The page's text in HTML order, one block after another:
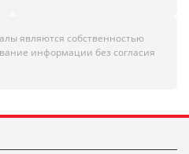
являются собственностью
информации без согласия